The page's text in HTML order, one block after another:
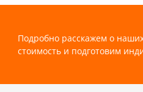
Подробно расскажем о
стоимость и подготовим